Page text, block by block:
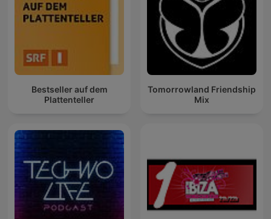
Bestseller auf dem
Plattenteller
Tomorrowland Friendship
Mix